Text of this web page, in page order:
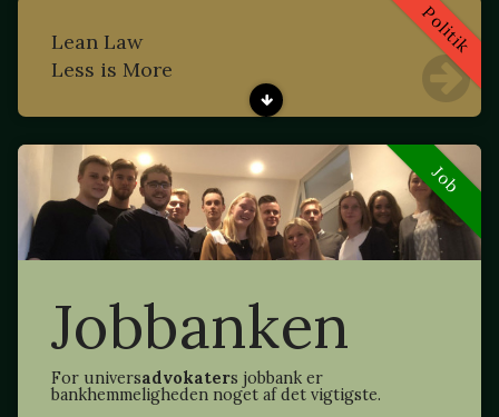
Politik
Lean Law
Less is More
Job
Jobbanken
For universadvokaters jobbank er
bankhemmeligheden noget af det vigtigste.